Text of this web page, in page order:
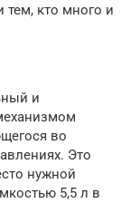
кто много и
и
во
Это
нужной
5,5 л в